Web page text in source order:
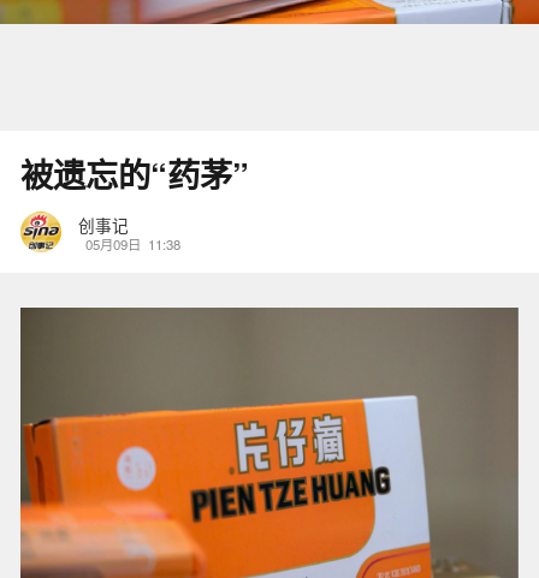
被遗忘的“药茅”
创事记
05月09日 11:38